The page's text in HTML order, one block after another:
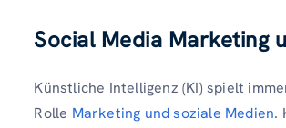
Social Media Marketing
Künstliche Intelligenz (KI) spielt
Rolle Marketing und soziale Medien.